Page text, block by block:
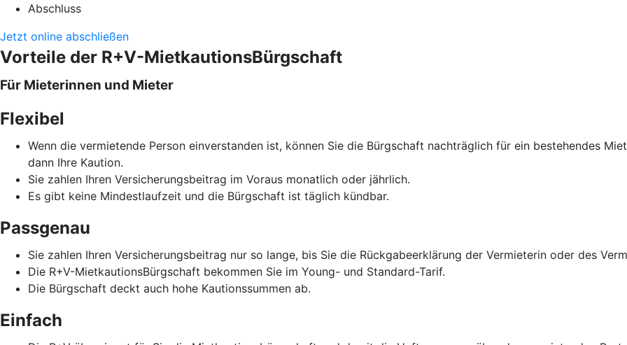
Abschluss
Jetzt online abschließen
Vorteile der R+V-MietkautionsBürgschaft
Für Mieterinnen und Mieter
Flexibel
Wenn die vermietende Person einverstanden ist, können Sie die Bürgschaft nachträglich für ein bestehendes
dann Ihre Kaution.
Sie zahlen Ihren Versicherungsbeitrag im Voraus monatlich oder jährlich.
Es gibt keine Mindestlaufzeit und die Bürgschaft ist täglich kündbar.
Passgenau
Sie zahlen Ihren Versicherungsbeitrag nur so lange, bis Sie die Rückgabeerklärung der Vermieterin oder des
Die R+V-MietkautionsBürgschaft bekommen Sie im Young- und Standard-Tarif.
Die Bürgschaft deckt auch hohe Kautionssummen ab.
Einfach